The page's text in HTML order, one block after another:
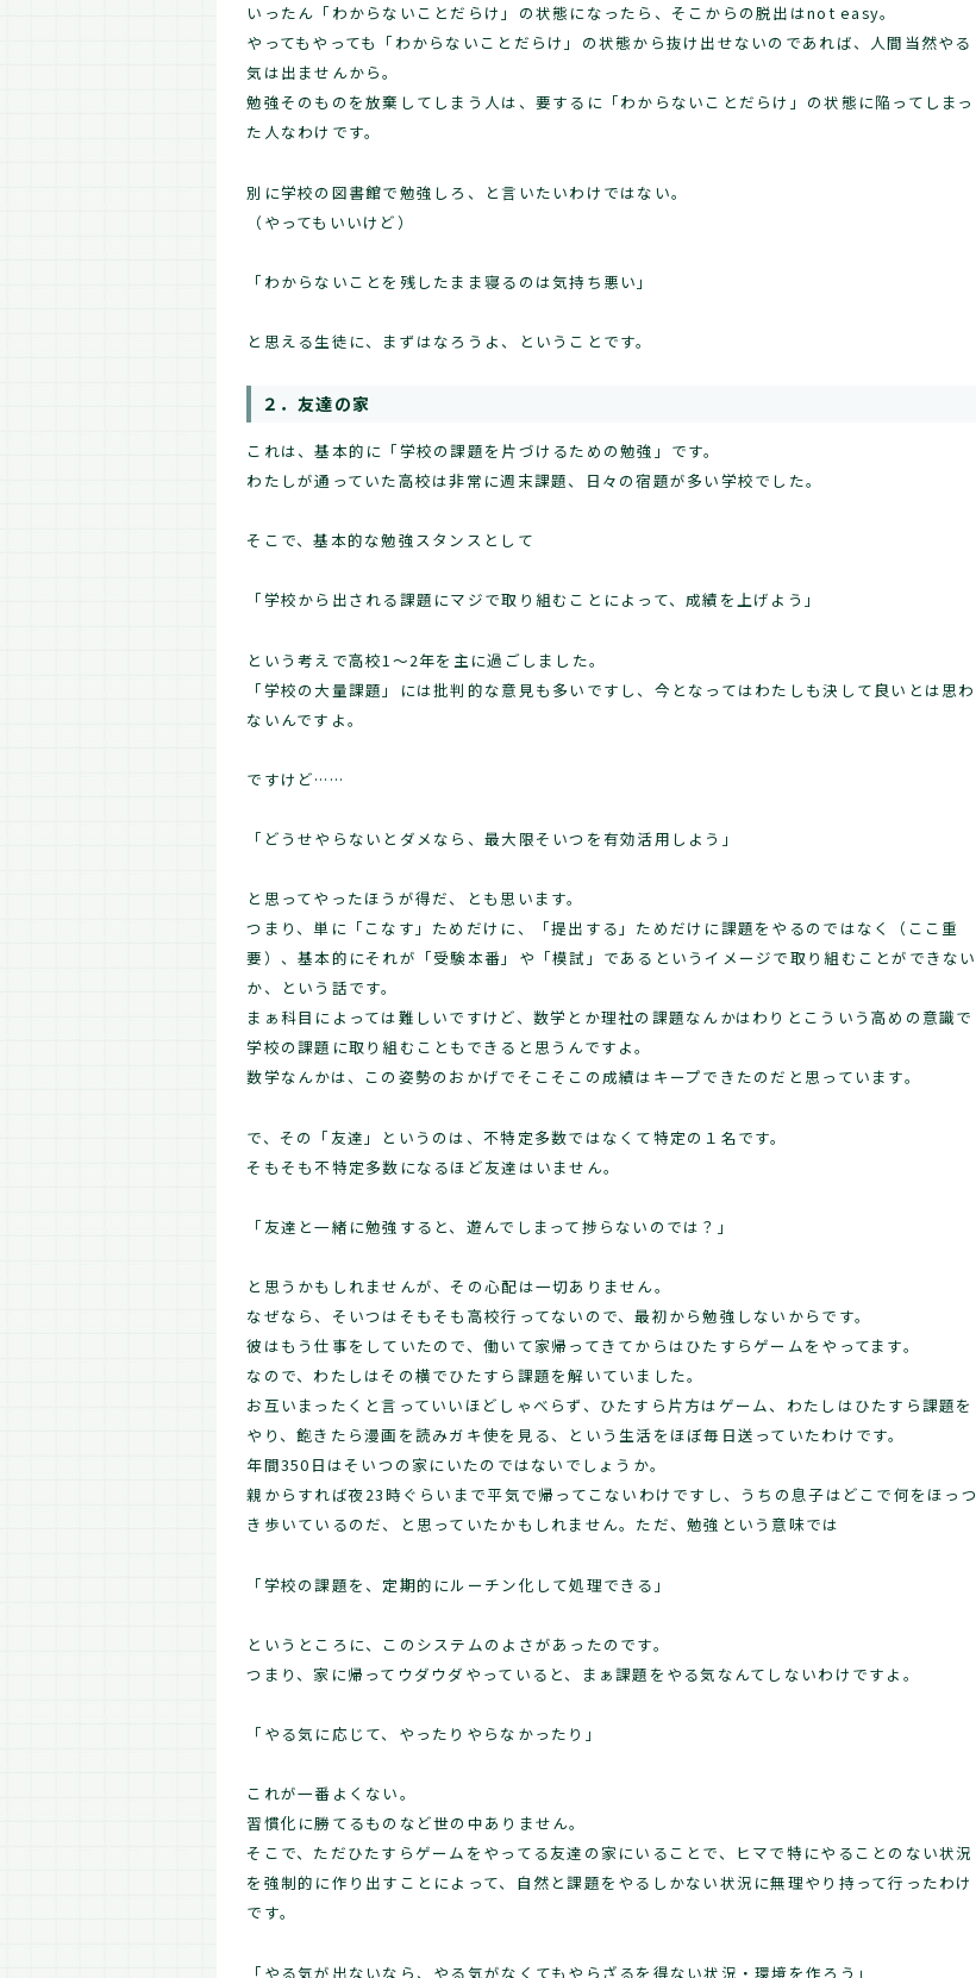
いったん「わからないことだらけ」の状態になったら、そこからの脱出はnot easy。
やってもやっても「わからないことだらけ」の状態から抜け出せないのであれば、人間当然やる
気は出ませんから。
勉強そのものを放棄してしまう人は、要するに「わからないことだらけ」の状態に陥ってしまっ
た人なわけです。
別に学校の図書館で勉強しろ、と言いたいわけではない。
（やってもいいけど）
「わからないことを残したまま寝るのは気持ち悪い」
と思える生徒に、まずはなろうよ、ということです。
２．友達の家
これは、基本的に「学校の課題を片づけるための勉強」です。
わたしが通っていた高校は非常に週末課題、日々の宿題が多い学校でした。
そこで、基本的な勉強スタンスとして
「学校から出される課題にマジで取り組むことによって、成績を上げよう」
という考えで高校1～2年を主に過ごしました。
「学校の大量課題」には批判的な意見も多いですし、今となってはわたしも決して良いとは思わ
ないんですよ。
ですけど……
「どうせやらないとダメなら、最大限そいつを有効活用しよう」
と思ってやったほうが得だ、とも思います。
つまり、単に「こなす」ためだけに、「提出する」ためだけに課題をやるのではなく（ここ重
要）、基本的にそれが「受験本番」や「模試」であるというイメージで取り組むことができない
か、という話です。
まぁ科目によっては難しいですけど、数学とか理社の課題なんかはわりとこういう高めの意識で
学校の課題に取り組むこともできると思うんですよ。
数学なんかは、この姿勢のおかげでそこそこの成績はキープできたのだと思っています。
で、その「友達」というのは、不特定多数ではなくて特定の１名です。
そもそも不特定多数になるほど友達はいません。
「友達と一緒に勉強すると、遊んでしまって捗らないのでは？」
と思うかもしれませんが、その心配は一切ありません。
なぜなら、そいつはそもそも高校行ってないので、最初から勉強しないからです。
彼はもう仕事をしていたので、働いて家帰ってきてからはひたすらゲームをやってます。
なので、わたしはその横でひたすら課題を解いていました。
お互いまったくと言っていいほどしゃべらず、ひたすら片方はゲーム、わたしはひたすら課題を
やり、飽きたら漫画を読みガキ使を見る、という生活をほぼ毎日送っていたわけです。
年間350日はそいつの家にいたのではないでしょうか。
親からすれば夜23時ぐらいまで平気で帰ってこないわけですし、うちの息子はどこで何をほっつ
き歩いているのだ、と思っていたかもしれません。ただ、勉強という意味では
「学校の課題を、定期的にルーチン化して処理できる」
というところに、このシステムのよさがあったのです。
つまり、家に帰ってウダウダやっていると、まぁ課題をやる気なんてしないわけですよ。
「やる気に応じて、やったりやらなかったり」
これが一番よくない。
習慣化に勝てるものなど世の中ありません。
そこで、ただひたすらゲームをやってる友達の家にいることで、ヒマで特にやることのない状況
を強制的に作り出すことによって、自然と課題をやるしかない状況に無理やり持って行ったわけ
です。
「やる気が出ないなら、やる気がなくてもやらざるを得ない状況・環境を作ろう」